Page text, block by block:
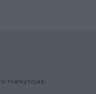
tvarkytojas: